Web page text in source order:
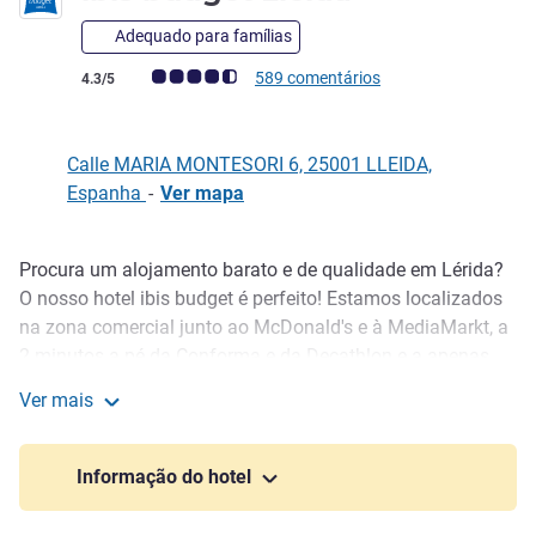
Adequado para famílias
Nota clientes Avis (Classificação ALL)
4.3/5 589 comentários
Calle MARIA MONTESORI 6, 25001 LLEIDA,
Espanha - Ver mapa
Descrição
Procura um alojamento barato e de qualidade em Lérida?
O nosso hotel ibis budget é perfeito! Estamos localizados
na zona comercial junto ao McDonald's e à MediaMarkt, a
histórico. E se gosta de vida noturna, desfrute de um bom
jantar e, em seguida, tome uma bebida - na zona de
Ricardo Vinyes, situada a apenas a 3 km do hotel.
Ver mais
Informação do hotel